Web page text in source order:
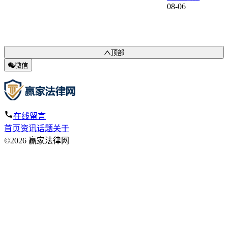
08-06
顶部
微信
在线留言
首页资讯话题关于
©2026 赢家法律网